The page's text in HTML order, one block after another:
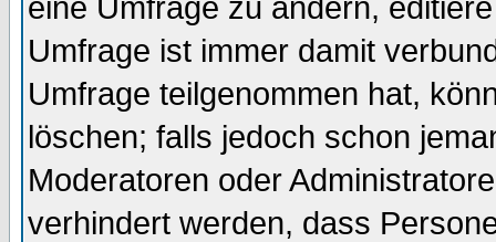
eine Umfrage zu ändern,
Umfrage ist immer damit
Umfrage teilgenommen hat,
löschen; falls jedoch schon
Moderatoren oder
verhindert werden, dass